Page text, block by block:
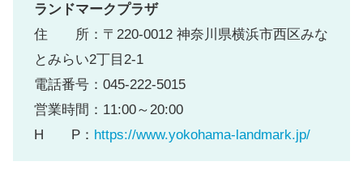
ランドマークプラザ
住 所：〒220-0012 神奈川県横浜市西区みな
とみらい2丁目2-1
電話番号：045-222-5015
営業時間：11:00～20:00
H P： https://www.yokohama-landmark.jp/